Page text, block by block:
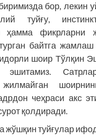
бор, лекин
туйғу,
ҳамма фикрларни
байтга
шоир Тўлқин
эшитамиз.
чеҳраси акс
қолдиради.
жўшқин туйғулар